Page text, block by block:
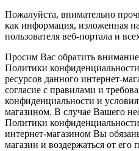
Пожалуйста, внимательно
как информация, изложенная
пользователя веб-портала и
Просим Вас обратить
Политики
ресурсов данного интернет-
согласие с правилами и
конфиденциальности и
магазином. В случае Вашего
Политики
интернет-магазином Вы
магазин и воздержаться от